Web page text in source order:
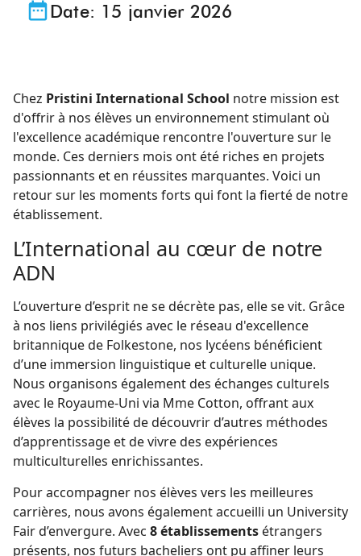
Date: 15 janvier 2026
Chez Pristini International School notre mission est
d'offrir à nos élèves un environnement stimulant où
l'excellence académique rencontre l'ouverture sur le
monde. Ces derniers mois ont été riches en projets
passionnants et en réussites marquantes. Voici un
retour sur les moments forts qui font la fierté de notre
établissement.
L’International au cœur de notre
ADN
L’ouverture d’esprit ne se décrète pas, elle se vit. Grâce
à nos liens privilégiés avec le réseau d'excellence
britannique de Folkestone, nos lycéens bénéficient
d’une immersion linguistique et culturelle unique.
Nous organisons également des échanges culturels
avec le Royaume-Uni via Mme Cotton, offrant aux
élèves la possibilité de découvrir d’autres méthodes
d’apprentissage et de vivre des expériences
multiculturelles enrichissantes.
Pour accompagner nos élèves vers les meilleures
carrières, nous avons également accueilli un University
Fair d’envergure. Avec 8 établissements étrangers
présents, nos futurs bacheliers ont pu affiner leurs